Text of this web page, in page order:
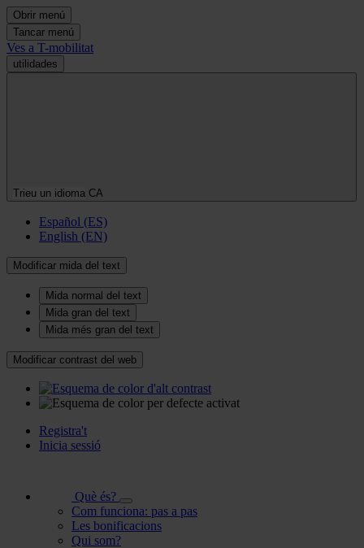
Obrir menú
Tancar menú
Ves a T-mobilitat
utilidades
Trieu un idioma CA
Español (ES)
English (EN)
Modificar mida del text
Mida normal del text
Mida gran del text
Mida més gran del text
Modificar contrast del web
Registra't
Inicia sessió
Què és?
Com funciona: pas a pas
Les bonificacions
Qui som?